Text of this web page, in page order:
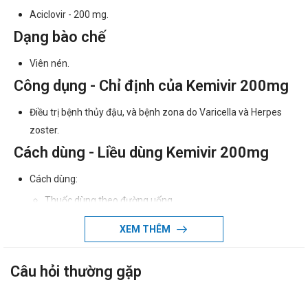
Aciclovir - 200 mg.
Dạng bào chế
Viên nén.
Công dụng - Chỉ định của Kemivir 200mg
Điều trị bệnh thủy đậu, và bệnh zona do Varicella và Herpes
zoster.
Cách dùng - Liều dùng Kemivir 200mg
Cách dùng:
Thuốc dùng theo đường uống.
Người lớn
Nhiễm Varicella và Herpes zoster: 800 mg x 5
lần/ngày, mỗi lần cách nhau 4 giờ, không dùng thuốc
XEM THÊM
Câu hỏi thường gặp